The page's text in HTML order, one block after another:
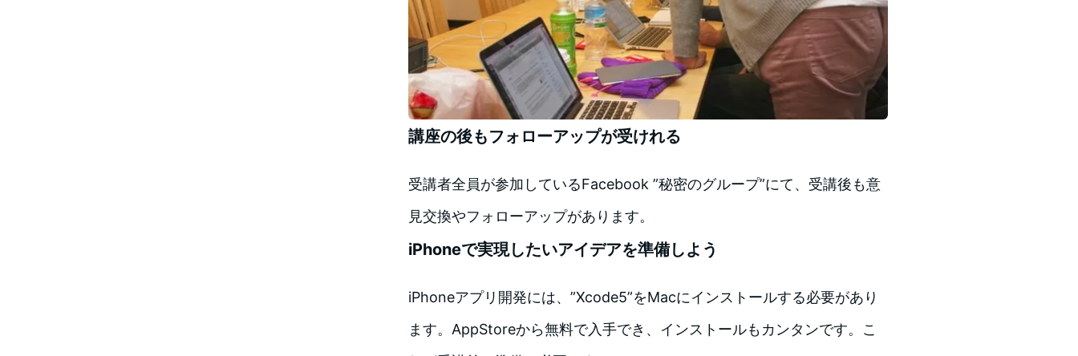
講座の後もフォローアップが受けれる
受講者全員が参加しているFacebook ”秘密のグループ”にて、受講後も意
見交換やフォローアップがあります。
iPhoneで実現したいアイデアを準備しよう
iPhoneアプリ開発には、”Xcode5”をMacにインストールする必要があり
ます。AppStoreから無料で入手でき、インストールもカンタンです。こ